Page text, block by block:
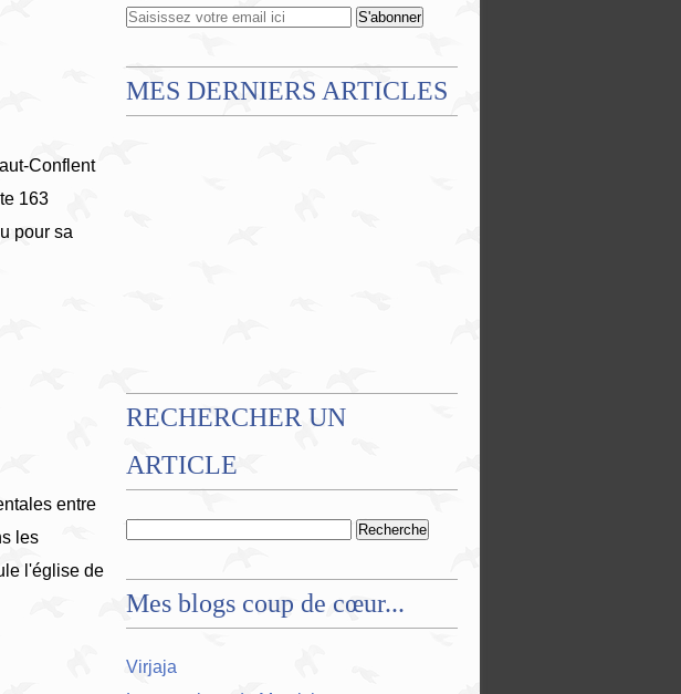
Conflent
163
pour sa
entre
les
l'église de
MES DERNIERS ARTICLES
RECHERCHER UN
ARTICLE
Mes blogs coup de cœur...
Virjaja